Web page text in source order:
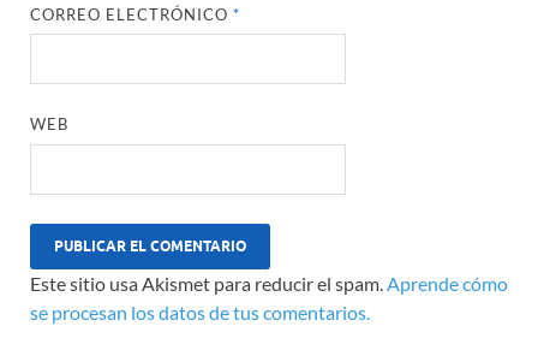
CORREO ELECTRÓNICO*
WEB
Este sitio usa Akismet para reducir el spam.Aprende cómo
se procesan los datos de tus comentarios.